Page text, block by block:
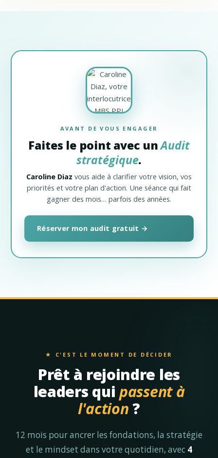
AVANT DE VOUS ENGAGER
Faites le point avec unAudit
stratégique.
Caroline Diaz vous aide à clarifier votre vision, vos
priorités et votre plan d'action. Une séance qui fait
gagner des mois… parfois des années.
Réserver mon audit gratuit →
★ C'EST LE MOMENT DE DÉCIDER
Prêt à rejoindre les
leaders quipassent à
l'action?
12 mois pour ancrer les fondations, la stratégie
et le mindset dans votre quotidien, avec 4